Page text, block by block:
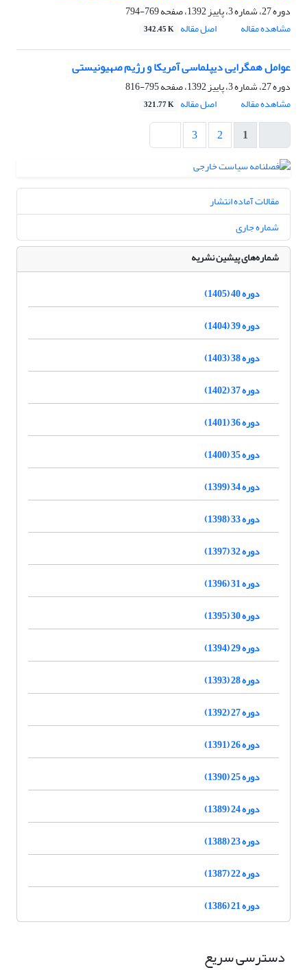
دوره 27، شماره 3، پاییز 1392، صفحه
769-794
مشاهده مقاله
اصل مقاله 342.45 K
عوامل همگرایی دیپلماسی آمریکا و رژیم صهیونیستی ‏
دوره 27، شماره 3، پاییز 1392، صفحه
795-816
مشاهده مقاله
اصل مقاله 321.77 K
1
2
3
مقالات آماده انتشار
شماره جاری
شماره‌های پیشین نشریه
دوره 40 (1405)
دوره 39 (1404)
دوره 38 (1403)
دوره 37 (1402)
دوره 36 (1401)
دوره 35 (1400)
دوره 34 (1399)
دوره 33 (1398)
دوره 32 (1397)
دوره 31 (1396)
دوره 30 (1395)
دوره 29 (1394)
دوره 28 (1393)
دوره 27 (1392)
دوره 26 (1391)
دوره 25 (1390)
دوره 24 (1389)
دوره 23 (1388)
دوره 22 (1387)
دوره 21 (1386)
دسترسی سریع